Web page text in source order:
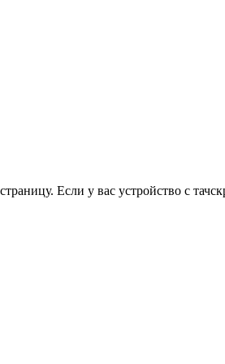
Если у вас устройство с